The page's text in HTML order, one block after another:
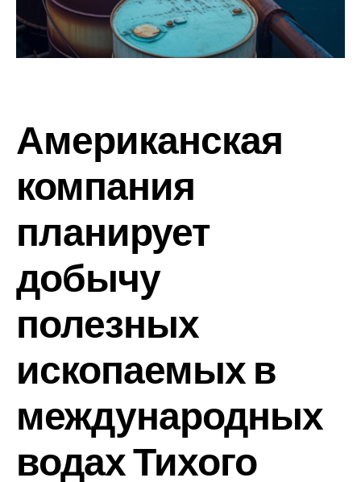
Американская
компания
планирует
добычу
полезных
ископаемых в
международных
водах Тихого